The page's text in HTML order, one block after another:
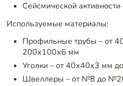
Сейсмической
Используемые материалы:
Профильные трубы – от
200х100х6 мм
Уголки – от 40х40х3 мм
Швеллеры – от №8 до